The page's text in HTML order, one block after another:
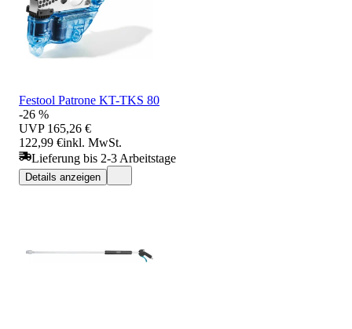
Festool Patrone KT-TKS 80
-26 %
UVP 165,26 €
122,99 €inkl. MwSt.
Lieferung bis 2-3 Arbeitstage
Details anzeigen